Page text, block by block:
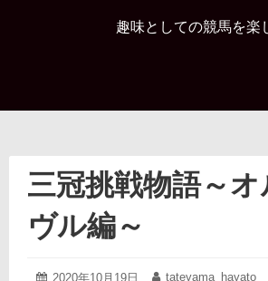
趣味としての競馬を楽
三冠挑戦物語～
ヴル編～
投
2020年10月19日
2020 投
tateyama_hayato